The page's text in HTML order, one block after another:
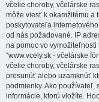
včelie choroby, včelárske
môže viesť k okamžitému a
poskytovateľa
od nás požadované. IP
na pomoc vo vymožiteľnosti
“www.vcely.sk - včelárske
včelie choroby, včelárske
presunúť alebo uzamknúť
podmienky. Ako používateľ,
informácie, ktorú vložíte.